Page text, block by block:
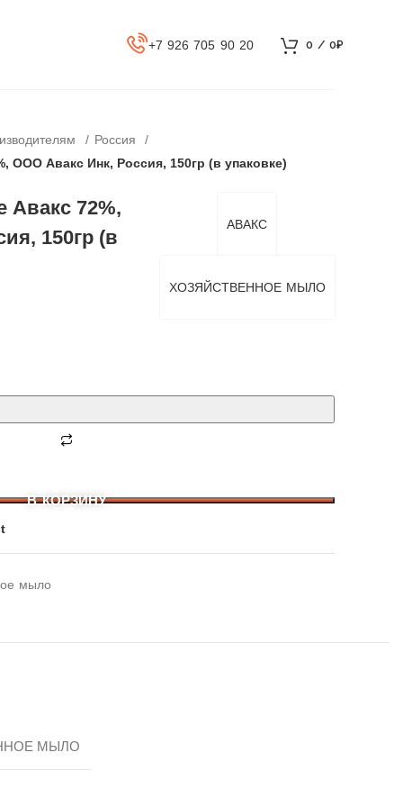
+7 926 705 90 20 0 / 0₽
Россия
ООО Авакс Инк, Россия, 150гр (в упаковке)
АВАКС
ХОЗЯЙСТВЕННОЕ МЫЛО
Авакс 72%,
150гр (в
В КОРЗИНУ
мыло
МЫЛО